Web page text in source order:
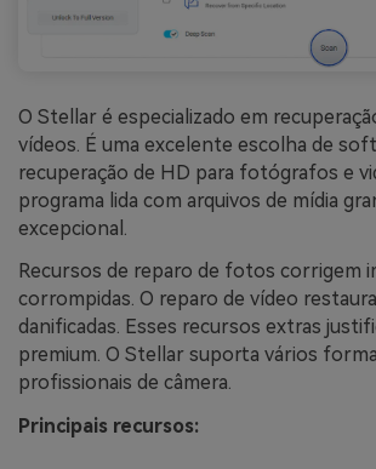
O Stellar é especializado em
vídeos. É uma excelente escolha de
recuperação de HD para fotógrafos e
programa lida com arquivos de mídia
excepcional.
Recursos de reparo de fotos corrigem
corrompidas. O reparo de vídeo
danificadas. Esses recursos extras
premium. O Stellar suporta vários
profissionais de câmera.
Principais recursos: